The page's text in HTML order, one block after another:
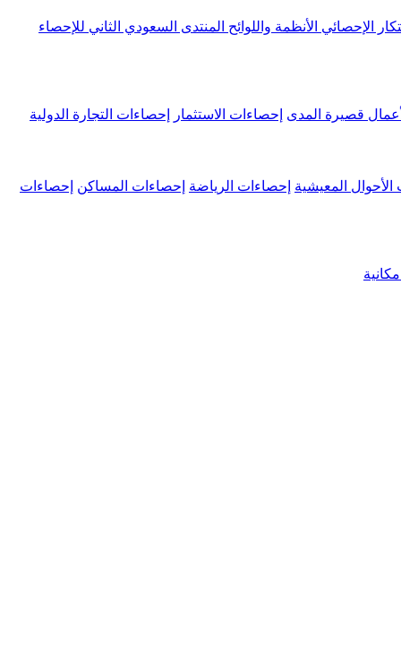
الإحصائي الأنظمة واللوائح المنتدى السعودي الثاني للإحصاء
قصيرة المدى إحصاءات الاستثمار إحصاءات التجارة الدولية
الأحوال المعيشية إحصاءات الرياضة إحصاءات المساكن إحصاءات